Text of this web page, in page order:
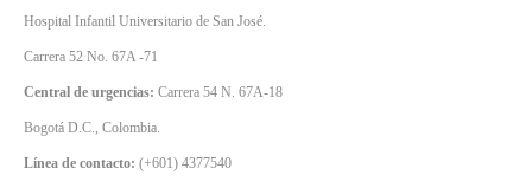
Hospital Infantil Universitario de San José.
Carrera 52 No. 67A -71
Central de urgencias: Carrera 54 N. 67A-18
Bogotá D.C., Colombia.
Línea de contacto: (+601) 4377540